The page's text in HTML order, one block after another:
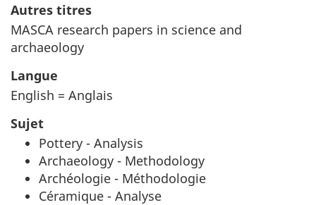
Autres titres
MASCA research papers in science and
archaeology
Langue
English = Anglais
Sujet
Pottery - Analysis
Archaeology - Methodology
Archéologie - Méthodologie
Céramique - Analyse